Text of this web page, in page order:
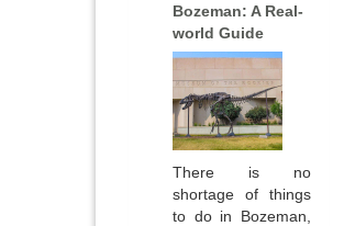
Bozeman: A Real-
world Guide
There is no
shortage of things
to do in Bozeman,